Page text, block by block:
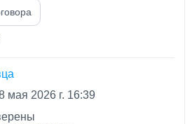
мая 2026 г. 16:39